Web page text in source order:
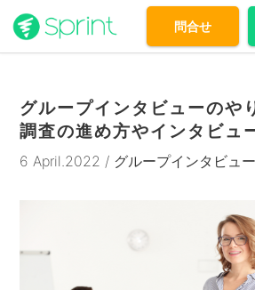
問合せ
グループインタビューのや
調査の進め方やインタビュ
6 April.2022 / グループインタビュー